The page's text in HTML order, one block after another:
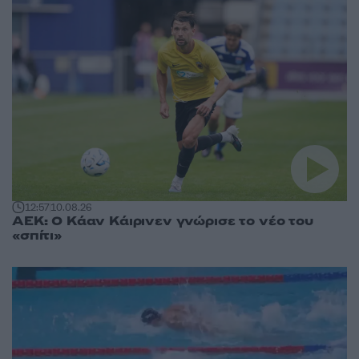
12:5710.08.26
ΑΕΚ: Ο Κάαν Κάιρινεν γνώρισε το νέο του
«σπίτι»